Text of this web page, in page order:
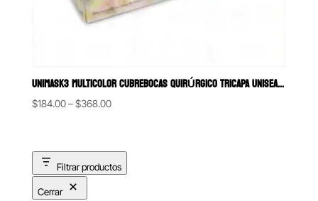
UNIMASK3 MULTICOLOR CUBREBOCAS QUIRÚRGICO TRICAPA UNISEAL 50 PZAS
$184.00–$368.00Price
through
$368.00
Filtrar productos
Cerrar